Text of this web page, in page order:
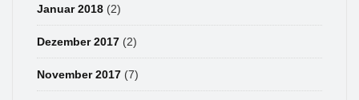
Januar 2018 (2)
Dezember 2017 (2)
November 2017 (7)